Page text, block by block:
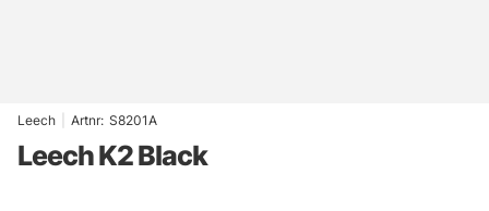
Leech Artnr: S8201A
Leech K2 Black